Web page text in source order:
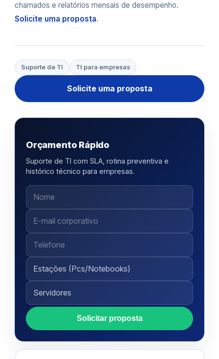
chamados e relatórios mensais de desempenho.
Solicite uma proposta.
Suporte de TI TI para empresas
Solicite uma proposta
Orçamento Rápido
Suporte de TI com SLA, rotina preventiva e
histórico técnico para empresas.
Solicitar proposta